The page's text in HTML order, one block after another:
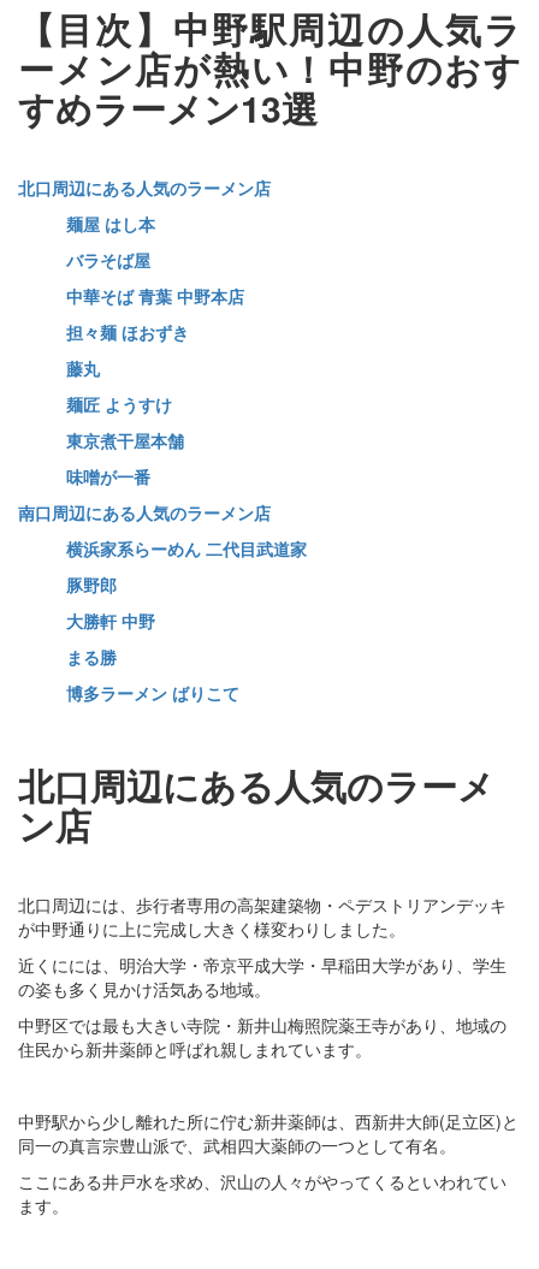
【目次】中野駅周辺の人気ラ
ーメン店が熱い！中野のおす
すめラーメン13選
北口周辺にある人気のラーメン店
麺屋 はし本
バラそば屋
中華そば 青葉 中野本店
担々麺 ほおずき
藤丸
麺匠 ようすけ
東京煮干屋本舗
味噌が一番
南口周辺にある人気のラーメン店
横浜家系らーめん 二代目武道家
豚野郎
大勝軒 中野
まる勝
博多ラーメン ばりこて
北口周辺にある人気のラーメ
ン店
北口周辺には、歩行者専用の高架建築物・ペデストリアンデッキ
が中野通りに上に完成し大きく様変わりしました。
近くにには、明治大学・帝京平成大学・早稲田大学があり、学生
の姿も多く見かけ活気ある地域。
中野区では最も大きい寺院・新井山梅照院薬王寺があり、地域の
住民から新井薬師と呼ばれ親しまれています。
中野駅から少し離れた所に佇む新井薬師は、西新井大師(足立区)と
同一の真言宗豊山派で、武相四大薬師の一つとして有名。
ここにある井戸水を求め、沢山の人々がやってくるといわれてい
ます。